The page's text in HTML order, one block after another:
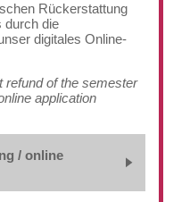
Rückerstattung
durch die
digitales Online-
refund of the semester
application
/ online